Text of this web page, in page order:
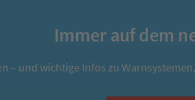
Immer auf dem
– und wichtige Infos zu